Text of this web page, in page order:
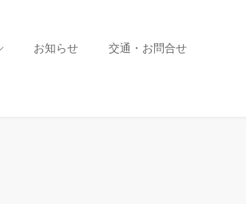
お知らせ 交通・お問合せ